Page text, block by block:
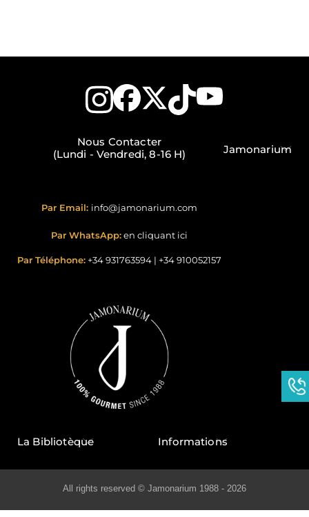
Nous Contacter
(Lundi - Vendredi, 8-16 H)
Par Email: info@jamonarium.com
Par WhatsApp:en cliquant ici
Par Téléphone: +34 931763594 | +34 910052157
Jamonarium
La Bibliotèque Informations
All rights reserved © Jamonarium 1988 - 2026